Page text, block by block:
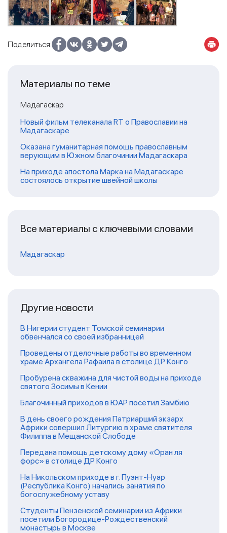
Поделиться:
Материалы по теме
Мадагаскар
Новый фильм телеканала RT о Православии на
Мадагаскаре
Оказана гуманитарная помощь православным
верующим в Южном благочинии Мадагаскара
На приходе апостола Марка на Мадагаскаре
состоялось открытие швейной школы
Все материалы с ключевыми словами
Мадагаскар
Другие новости
В Нигерии студент Томской семинарии
обвенчался со своей избранницей
Проведены отделочные работы во временном
храме Архангела Рафаила в столице ДР Конго
Пробурена скважина для чистой воды на приходе
святого Зосимы в Кении
Благочинный приходов в ЮАР посетил Замбию
В день своего рождения Патриарший экзарх
Африки совершил Литургию в храме святителя
Филиппа в Мещанской Слободе
Передана помощь детскому дому «Оран ля
форс» в столице ДР Конго
На Никольском приходе в г. Пуэнт-Нуар
(Республика Конго) начались занятия по
богослужебному уставу
Студенты Пензенской семинарии из Африки
посетили Богородице-Рождественский
монастырь в Москве